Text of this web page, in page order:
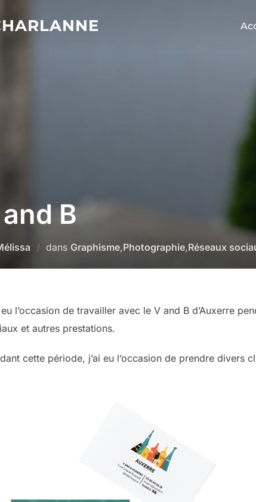
B
dans Graphisme,Photographie,Réseaux
eu l’occasion de travailler avec le V and B d’Auxerre
et autres prestations.
cette période, j’ai eu l’occasion de prendre divers